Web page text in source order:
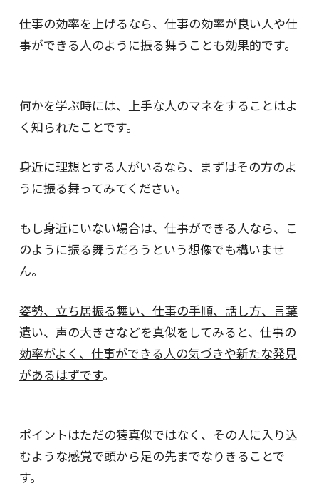
仕事の効率を上げるなら、仕事の効率が良い人や仕
事ができる人のように振る舞うことも効果的です。
何かを学ぶ時には、上手な人のマネをすることはよ
く知られたことです。
身近に理想とする人がいるなら、まずはその方のよ
うに振る舞ってみてください。
もし身近にいない場合は、仕事ができる人なら、こ
のように振る舞うだろうという想像でも構いませ
ん。
姿勢、立ち居振る舞い、仕事の手順、話し方、言葉
遣い、声の大きさなどを真似をしてみると、仕事の
効率がよく、仕事ができる人の気づきや新たな発見
があるはずです。
ポイントはただの猿真似ではなく、その人に入り込
むような感覚で頭から足の先までなりきることで
す。